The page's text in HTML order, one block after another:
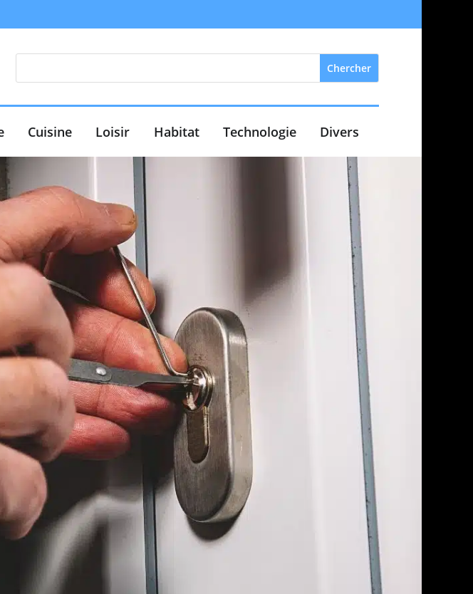
Cuisine Loisir Habitat Technologie Divers